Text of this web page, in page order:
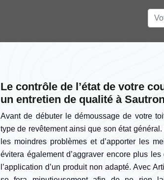
Le contrôle de l’état de votre
un entretien de qualité à Sautron
Avant de débuter le démoussage de votre
type de revêtement ainsi que son état
les moindres problèmes et d’apporter les
évitera également d’aggraver encore plus
l’application d’un produit non adapté. Avec